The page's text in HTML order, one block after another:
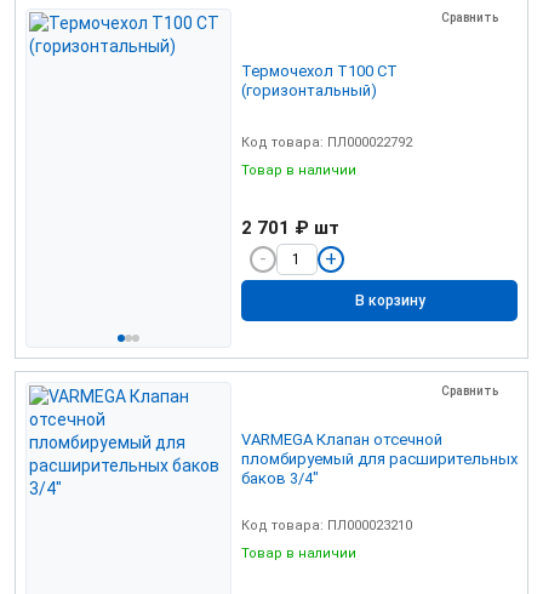
Сравнить
Термочехол Т100 СТ
(горизонтальный)
Код товара: ПЛ000022792
Товар в наличии
2 701 ₽ шт
В корзину
Сравнить
VARMEGA Клапан отсечной
пломбируемый для расширительных
баков 3/4"
Код товара: ПЛ000023210
Товар в наличии